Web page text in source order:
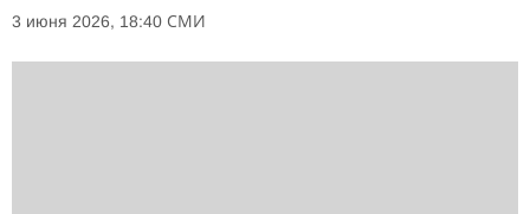
3 июня 2026, 18:40 СМИ